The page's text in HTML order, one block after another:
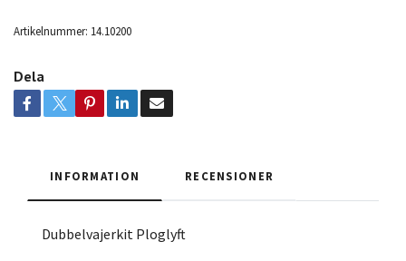
Artikelnummer: 14.10200
Dela
INFORMATION RECENSIONER
Dubbelvajerkit Ploglyft